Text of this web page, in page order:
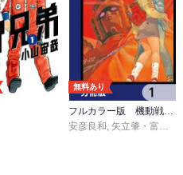
真村澪生,もりなかもなか
無料あり
安彦良和 矢立肇・富野由悠季